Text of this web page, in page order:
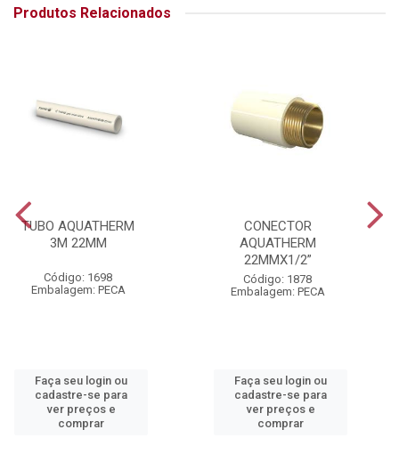
Produtos Relacionados
TUBO AQUATHERM
3M 22MM
Código: 1698
Embalagem: PECA
Faça seu login ou
cadastre-se para
ver preços e
comprar
CONECTOR
AQUATHERM
22MMX1/2”
Código: 1878
Embalagem: PECA
Faça seu login ou
cadastre-se para
ver preços e
comprar